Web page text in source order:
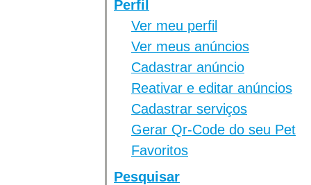
Perfil
Ver meu perfil
Ver meus anúncios
Cadastrar anúncio
Reativar e editar anúncios
Cadastrar serviços
Gerar Qr-Code do seu Pet
Favoritos
Pesquisar